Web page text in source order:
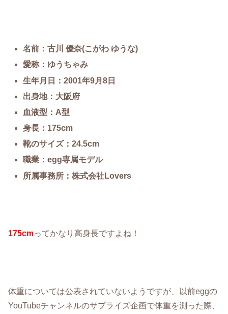
名前：古川 優奈(こがわ ゆうな)
愛称：ゆうちゃみ
生年月日：2001年9月8日
出身地：大阪府
血液型：A型
身長：175cm
靴のサイズ：24.5cm
職業：egg専属モデル
所属事務所：株式会社Lovers
175cmってかなり高身長ですよね！
体重については公表されていないようですが、以前eggの
YouTubeチャンネルのサプライズ企画で体重を測った際、